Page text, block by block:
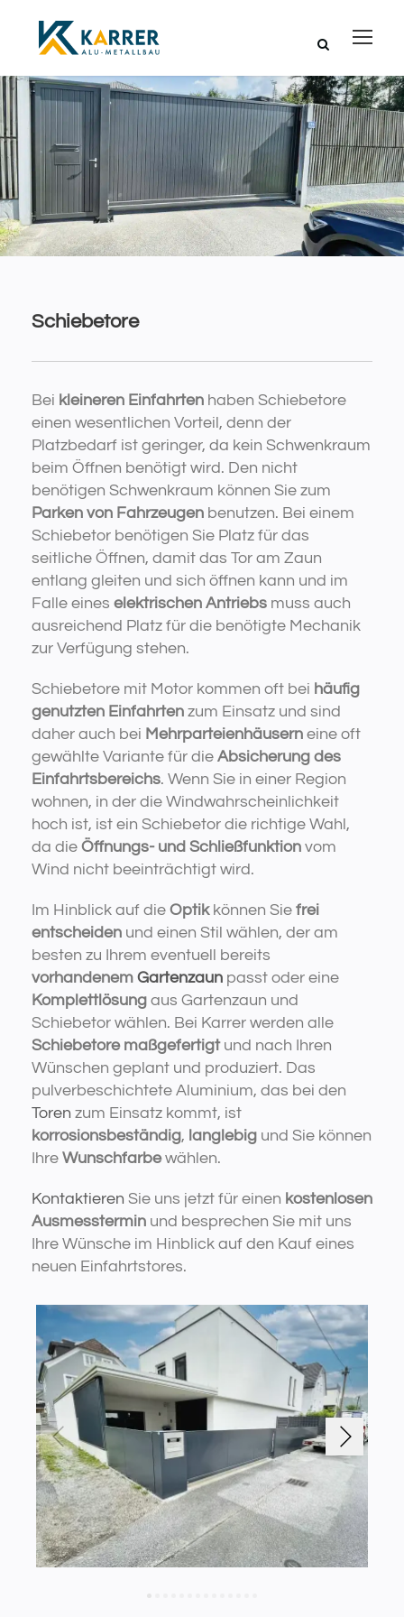
Schiebetore
Bei kleineren Einfahrten haben Schiebetore
einen wesentlichen Vorteil, denn der
Platzbedarf ist geringer, da kein Schwenkraum
beim Öffnen benötigt wird. Den nicht
benötigen Schwenkraum können Sie zum
Parken von Fahrzeugen benutzen. Bei einem
Schiebetor benötigen Sie Platz für das
seitliche Öffnen, damit das Tor am Zaun
entlang gleiten und sich öffnen kann und im
Falle eines elektrischen Antriebs muss auch
ausreichend Platz für die benötigte Mechanik
zur Verfügung stehen.
Schiebetore mit Motor kommen oft bei häufig
genutzten Einfahrten zum Einsatz und sind
daher auch bei Mehrparteienhäusern eine oft
gewählte Variante für die Absicherung des
Einfahrtsbereichs. Wenn Sie in einer Region
wohnen, in der die Windwahrscheinlichkeit
hoch ist, ist ein Schiebetor die richtige Wahl,
da die Öffnungs- und Schließfunktion vom
Wind nicht beeinträchtigt wird.
Im Hinblick auf die Optikkönnen Sie frei
entscheiden und einen Stil wählen, der am
besten zu Ihrem eventuell bereits
vorhandenem Gartenzaun passt oder eine
Komplettlösung aus Gartenzaun und
Schiebetor wählen. Bei Karrer werden alle
Schiebetore maßgefertigtund nach Ihren
Wünschen geplant und produziert. Das
pulverbeschichtete Aluminium, das bei den
Toren zum Einsatz kommt, ist
korrosionsbeständig, langlebig und Sie können
Ihre Wunschfarbewählen.
Kontaktieren Sie uns jetzt für einen kostenlosen
Ausmesstermin und besprechen Sie mit uns
Ihre Wünsche im Hinblick auf den Kauf eines
neuen Einfahrtstores.